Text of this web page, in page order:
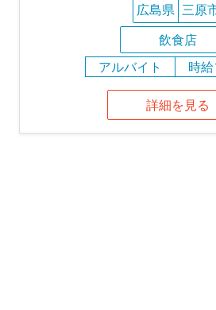
広島県 三原
飲食店
アルバイト
時
詳細を見る